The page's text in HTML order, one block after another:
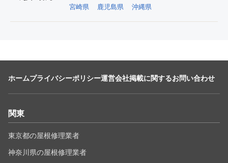
宮崎県 鹿児島県 沖縄県
ホームプライバシーポリシー運営会社掲載に関するお問い合わせ
関東
東京都の屋根修理業者
神奈川県の屋根修理業者